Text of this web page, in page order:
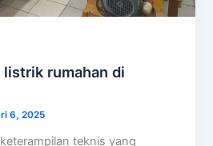
rumahan di
6, 2025
teknis yang